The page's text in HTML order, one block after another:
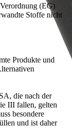
(EG)
Stoffe nicht
Produkte und
die nach der
III fallen, gelten
besondere
und ist daher